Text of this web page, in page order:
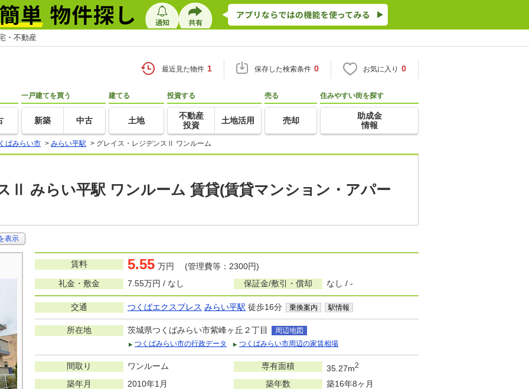
・不動産
最近見た物件 1 保存した検索条件 0 お気に入り 0
一戸建てを買う
新築 中古
建てる
土地
投資する
不動産
投資
土地活用
売る
売却
住みやすい街を探す
助成金
情報
ばみらい市 > みらい平駅 > グレイス・レジデンスⅡ ワンルーム
Ⅱ みらい平駅 ワンルーム 賃貸(賃貸マンション・アパー
表示
賃料 5.55 万円 (管理費等：2300円)
礼金・敷金
7.55万円 / なし 保証金/敷引・償却 なし / -
交通 つくばエクスプレス みらい平駅 徒歩16分 乗換案内 駅情報
所在地 茨城県つくばみらい市紫峰ヶ丘２丁目
周辺地図
つくばみらい市の行政データ
つくばみらい市周辺の家賃相場
間取り ワンルーム 専有面積 35.27m2
築年月 2010年1月 築年数 築16年8ヶ月